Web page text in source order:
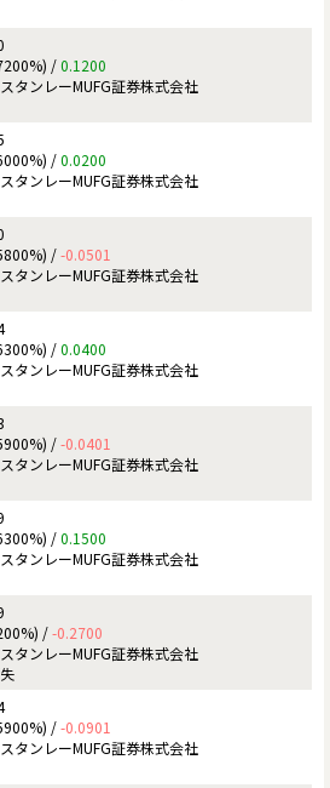
/0.1200
タンレーMUFG証券株式会社
/0.0200
タンレーMUFG証券株式会社
/-0.0501
タンレーMUFG証券株式会社
/0.0400
タンレーMUFG証券株式会社
/-0.0401
タンレーMUFG証券株式会社
/0.1500
タンレーMUFG証券株式会社
/-0.2700
タンレーMUFG証券株式会社
/-0.0901
タンレーMUFG証券株式会社